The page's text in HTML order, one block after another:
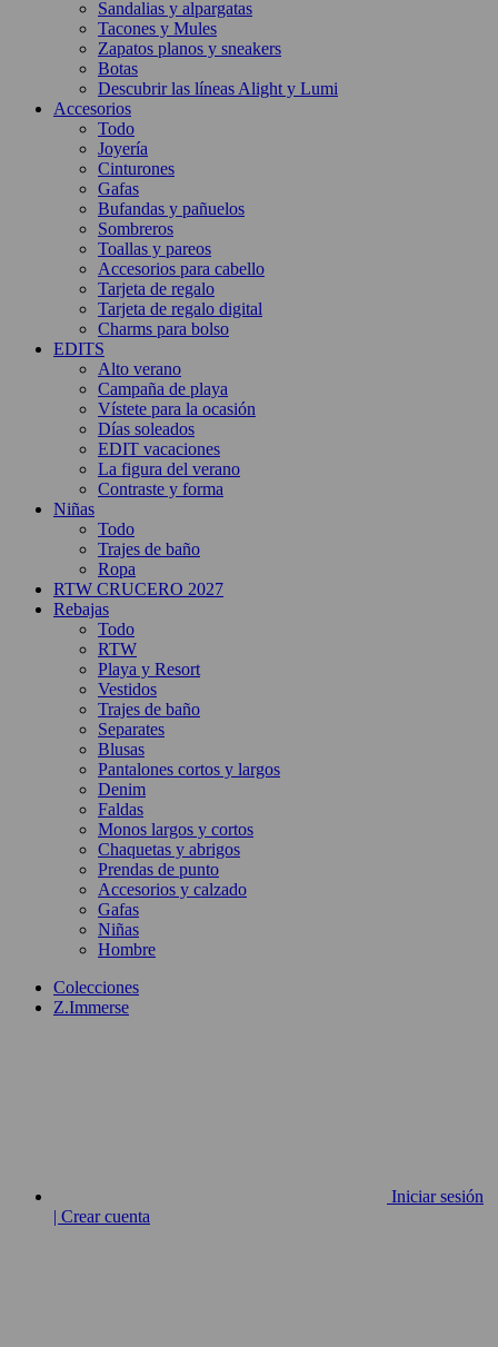
Sandalias y alpargatas
Tacones y Mules
Zapatos planos y sneakers
Botas
Descubrir las líneas Alight y Lumi
Accesorios
Todo
Joyería
Cinturones
Gafas
Bufandas y pañuelos
Sombreros
Toallas y pareos
Accesorios para cabello
Tarjeta de regalo
Tarjeta de regalo digital
Charms para bolso
EDITS
Alto verano
Campaña de playa
Vístete para la ocasión
Días soleados
EDIT vacaciones
La figura del verano
Contraste y forma
Niñas
Todo
Trajes de baño
Ropa
RTW CRUCERO 2027
Rebajas
Todo
RTW
Playa y Resort
Vestidos
Trajes de baño
Separates
Blusas
Pantalones cortos y largos
Denim
Faldas
Monos largos y cortos
Chaquetas y abrigos
Prendas de punto
Accesorios y calzado
Gafas
Niñas
Hombre
Colecciones
Z.Immerse
Iniciar sesión
| Crear cuenta